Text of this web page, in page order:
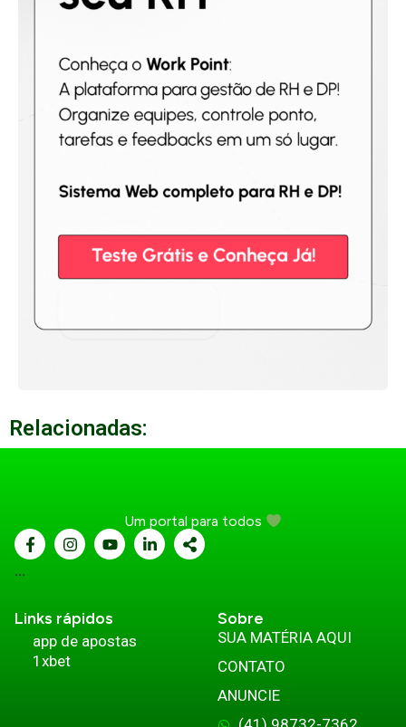
Relacionadas:
Um portal para todos
...
Links rápidos
app de apostas
1xbet
Sobre
SUA MATÉRIA AQUI
CONTATO
ANUNCIE